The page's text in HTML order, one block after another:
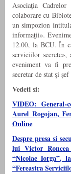
Asociaţia
colaborare cu
un simpozion
informaţii».
12.00, la BCU. În
serviciilor
eveniment va fi
secretar de stat şi
Vedeti si:
VIDEO: General-
Aurel Rogojan,
Online
Despre presa si
lui Victor
“Nicolae Iorga”,
“Fereastra